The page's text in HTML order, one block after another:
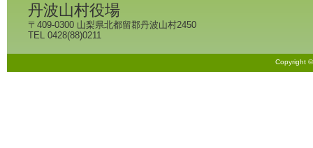
丹波山村役場
〒409-0300 山梨県北都留郡丹波山村2450
TEL 0428(88)0211
Copyright